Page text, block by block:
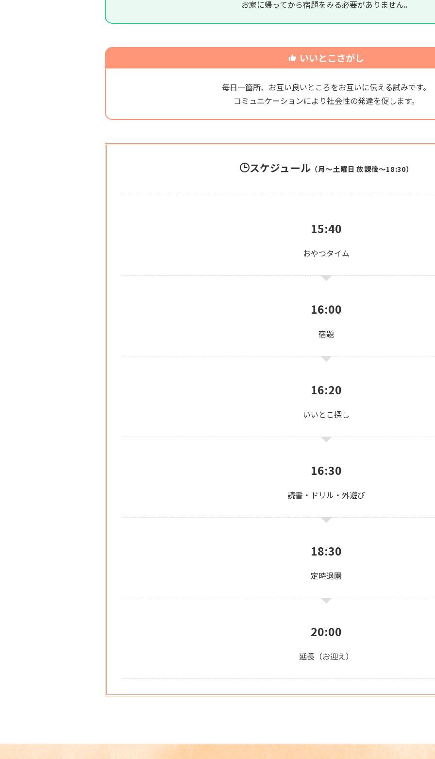
お家に帰ってから宿題をみる必要がありません。
いいとこさがし
毎日一箇所、お互い良いところをお互いに伝える試みです。
コミュニケーションにより社会性の発達を促します。
スケジュール （月～土曜日 放課後～18:30）
15:40
おやつタイム
16:00
宿題
16:20
いいとこ探し
16:30
読書・ドリル・外遊び
18:30
定時退園
20:00
延長（お迎え）